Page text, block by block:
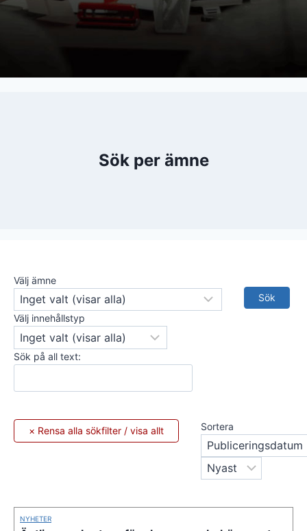
Sök per ämne
Välj ämne
Välj innehållstyp
Sök på all text:
Sortera
NYHETER